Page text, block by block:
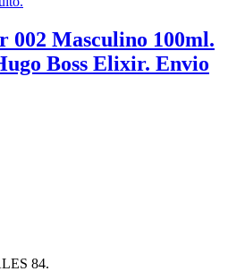
002 Masculino 100ml.
Boss Elixir. Envio
84.